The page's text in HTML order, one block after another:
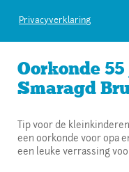
Privacyverklaring
Oorkonde
Smaragd
Tip voor de
een oorkonde voor opa
een leuke verrassing